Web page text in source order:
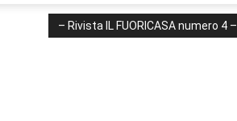
– Rivista IL FUORICASA numero 4 –